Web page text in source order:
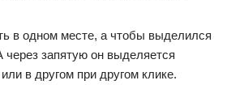
в одном месте, а чтобы выделился
через запятую он выделяется
в другом при другом клике.